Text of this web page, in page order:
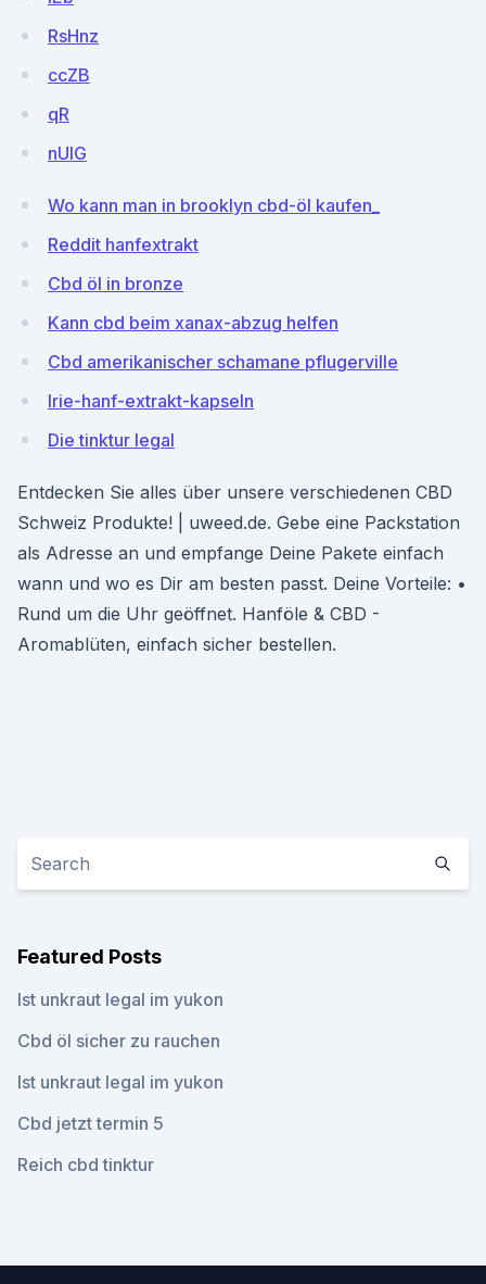
RsHnz
ccZB
qR
nUlG
Wo kann man in brooklyn cbd-öl kaufen_
Reddit hanfextrakt
Cbd öl in bronze
Kann cbd beim xanax-abzug helfen
Cbd amerikanischer schamane pflugerville
Irie-hanf-extrakt-kapseln
Die tinktur legal
Entdecken Sie alles über unsere verschiedenen CBD
Schweiz Produkte! | uweed.de. Gebe eine Packstation
als Adresse an und empfange Deine Pakete einfach
wann und wo es Dir am besten passt. Deine Vorteile: •
Rund um die Uhr geöffnet. Hanföle & CBD -
Aromablüten, einfach sicher bestellen.
Featured Posts
Ist unkraut legal im yukon
Cbd öl sicher zu rauchen
Ist unkraut legal im yukon
Cbd jetzt termin 5
Reich cbd tinktur